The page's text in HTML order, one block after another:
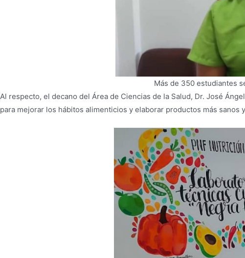
Más de 350 estudiantes
Al respecto, el decano del Área de Ciencias de la Salud, Dr. José
para mejorar los hábitos alimenticios y elaborar productos más sanos